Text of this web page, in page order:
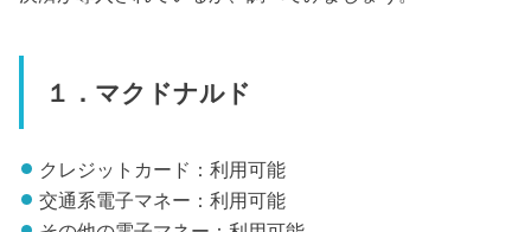
１．マクドナルド
クレジットカード：利用可能
交通系電子マネー：利用可能